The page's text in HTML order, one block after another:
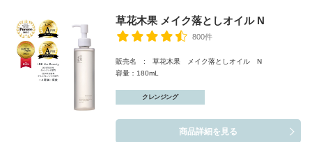
草花木果 メイク落としオイル N
800件
販売名 : 草花木果 メイク落としオイル N
容量：180mL
クレンジング
商品詳細を見る